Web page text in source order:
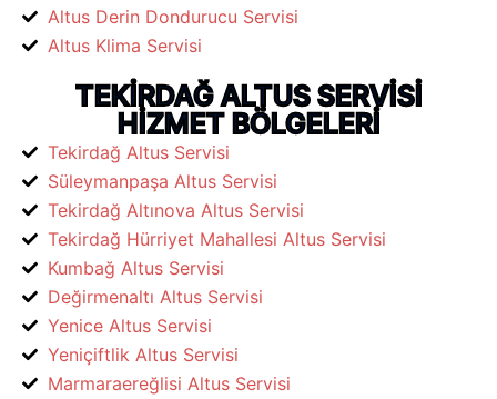
Altus Derin Dondurucu Servisi
Altus Klima Servisi
TEKİRDAĞ ALTUS SERVİSİ
HİZMET BÖLGELERİ
Tekirdağ Altus Servisi
Süleymanpaşa Altus Servisi
Tekirdağ Altınova Altus Servisi
Tekirdağ Hürriyet Mahallesi Altus Servisi
Kumbağ Altus Servisi
Değirmenaltı Altus Servisi
Yenice Altus Servisi
Yeniçiftlik Altus Servisi
Marmaraereğlisi Altus Servisi